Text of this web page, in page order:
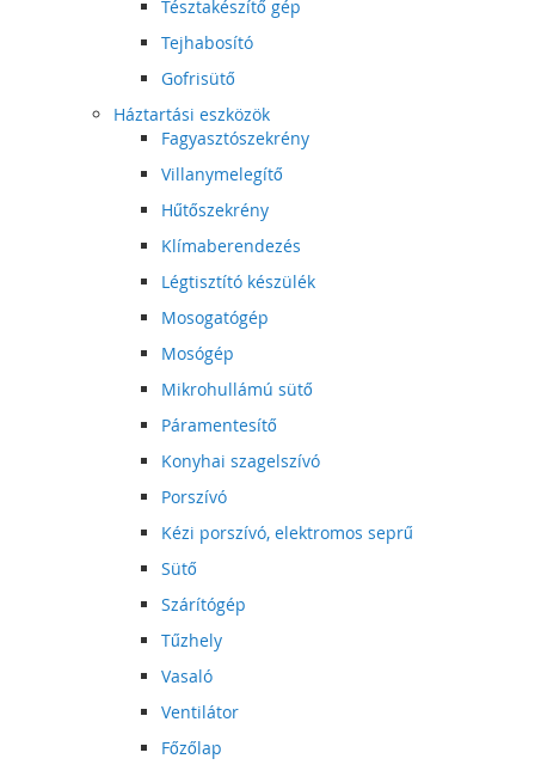
Tésztakészítő gép
Tejhabosító
Gofrisütő
Háztartási eszközök
Fagyasztószekrény
Villanymelegítő
Hűtőszekrény
Klímaberendezés
Légtisztító készülék
Mosogatógép
Mosógép
Mikrohullámú sütő
Páramentesítő
Konyhai szagelszívó
Porszívó
Kézi porszívó, elektromos seprű
Sütő
Szárítógép
Tűzhely
Vasaló
Ventilátor
Főzőlap